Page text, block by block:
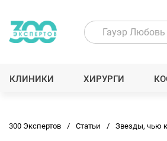
КЛИНИКИ ХИРУРГИ
300 Экспертов Статьи Звезды, чью